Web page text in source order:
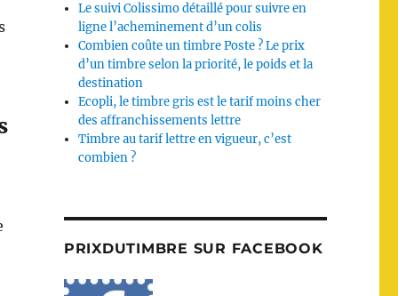
Le suivi Colissimo détaillé pour suivre en
ligne l’acheminement d’un colis
Combien coûte un timbre Poste ? Le prix
d’un timbre selon la priorité, le poids et la
destination
Ecopli, le timbre gris est le tarif moins cher
des affranchissements lettre
Timbre au tarif lettre en vigueur, c’est
combien ?
PRIXDUTIMBRE SUR FACEBOOK